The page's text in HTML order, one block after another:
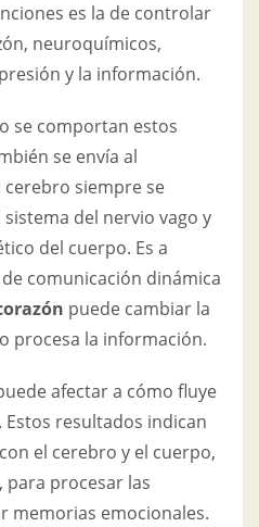
es la de controlar
neuroquímicos,
y la información.
se comportan estos
se envía al
cerebro siempre se
del nervio vago y
del cuerpo. Es a
comunicación dinámica
puede cambiar la
procesa la información.
afectar a cómo fluye
resultados indican
el cerebro y el cuerpo,
para procesar las
memorias emocionales.